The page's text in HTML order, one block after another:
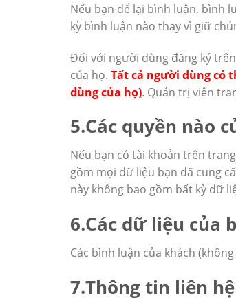
Nếu bạn để lại bình luận, bình
kỳ bình luận nào thay vì giữ
Đối với người dùng đăng ký
của họ. Tất cả người dùng có
dùng của họ). Quản trị viên
5.Các quyền nào
Nếu bạn có tài khoản trên
gồm mọi dữ liệu bạn đã cung
này không bao gồm bất kỳ dữ
6.Các dữ liệu của
Các bình luận của khách
7.Thông tin liên